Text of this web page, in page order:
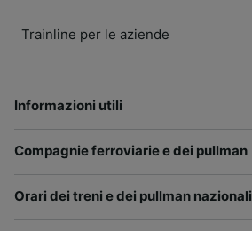
Trainline per le aziende
Informazioni utili
Compagnie ferroviarie e dei pullman
Orari dei treni e dei pullman nazionali